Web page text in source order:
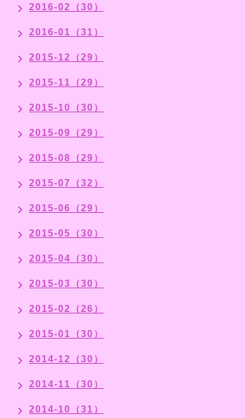
2016-02（30）
2016-01（31）
2015-12（29）
2015-11（29）
2015-10（30）
2015-09（29）
2015-08（29）
2015-07（32）
2015-06（29）
2015-05（30）
2015-04（30）
2015-03（30）
2015-02（26）
2015-01（30）
2014-12（30）
2014-11（30）
2014-10（31）